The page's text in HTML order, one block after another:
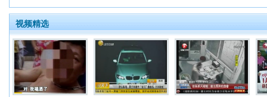
视频精选